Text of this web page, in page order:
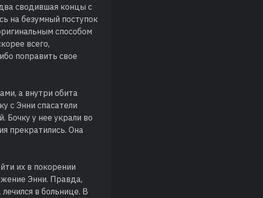
сводившая концы с
на безумный поступок
способом
всего,
поправить свое
а внутри обита
с Энни спасатели
Бочку у нее украли во
прекратились. Она
их в покорении
Энни. Правда,
в больнице. В